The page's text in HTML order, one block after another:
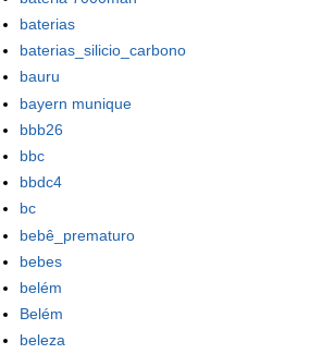
baterias
baterias_silicio_carbono
bauru
bayern munique
bbb26
bbc
bbdc4
bc
bebê_prematuro
bebes
belém
Belém
beleza